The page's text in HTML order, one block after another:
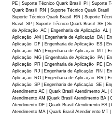
PE | Suporte Técnico Quark Brasil PI | Suporte
Quark Brasil RN | Suporte Técnico Quark Brasil
Suporte Técnico Quark Brasil RR | Suporte
Brasil SP | Suporte Técnico Quark Brasil SE |
de Aplicaçāo AC | Engenharia de Aplicaçāo AL
Aplicaçāo AM | Engenharia de Aplicaçāo BA |
Aplicaçāo DF | Engenharia de Aplicaçāo ES |
Aplicaçāo MA | Engenharia de Aplicaçāo MT |
Aplicaçāo MG | Engenharia de Aplicaçāo PA |
Aplicaçāo PR | Engenharia de Aplicaçāo PE |
Aplicaçāo RJ | Engenharia de Aplicaçāo RN |
Aplicaçāo RO | Engenharia de Aplicaçāo RR |
Aplicaçāo SP | Engenharia de Aplicaçāo SE |
Atendimento AC | Quark Brasil Atendimento AL |
Atendimento AM |Quark Brasil Atendimento BA |
Atendimento DF | Quark Brasil Atendimento ES |
Atendimento MA | Quark Brasil Atendimento MT